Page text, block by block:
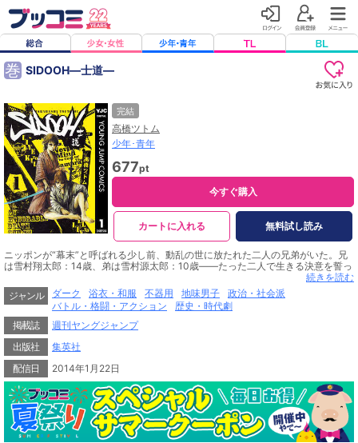
巻 SIDOOH―士道―
完結
高橋ツトム
少年･青年
677pt
今すぐ購入
カートに入れる 無料試し読み
ニッポンが“幕末”と呼ばれる少し前、動乱の世に放たれた二人の兄弟がいた。兄
は雪村翔太郎：14歳、弟は雪村源太郎：10歳――たった二人で生きる決意を誓っ
た幼き“侍”に、容赦なく降りかかる時代の混沌、修羅の世界。ROCKする《SAM
URAI COMIC》の決定版、ついに始動！
続きを読む
ジャンル
ダーク 浴衣・和服 不器用 地味男子
政治・社会派
バトル・格闘・アクション
歴史・時代劇
掲載誌
週刊ヤングジャンプ
出版社
集英社
配信日
2014年1月22日